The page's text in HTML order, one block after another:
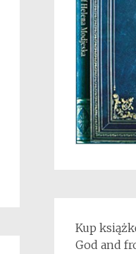
Kup
God and